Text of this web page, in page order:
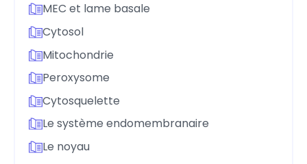
MEC et lame basale
Cytosol
Mitochondrie
Peroxysome
Cytosquelette
Le système endomembranaire
Le noyau